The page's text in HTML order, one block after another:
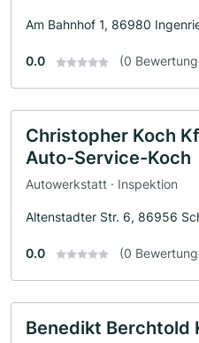
Am Bahnhof 1, 86980
0.0 (0
Christopher Koch
Auto-Service-Koch
Autowerkstatt · Inspektion
Altenstadter Str. 6, 86956
0.0 (0
Benedikt Berchtold